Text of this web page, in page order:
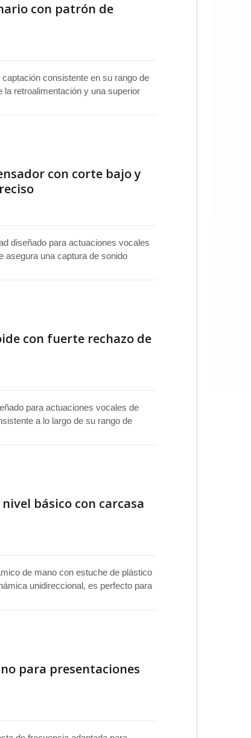
con patrón de
consistente en su rango de
la retroalimentación y una superior
Funciona eficazmente como un
con corte bajo y
diseñado para actuaciones vocales
asegura una captura de sonido
la claridad y precisión para
con fuerte rechazo de
para actuaciones vocales de
a lo largo de su rango de
como micrófono de mano para
básico con carcasa
de mano con estuche de plástico
unidireccional, es perfecto para
para presentaciones